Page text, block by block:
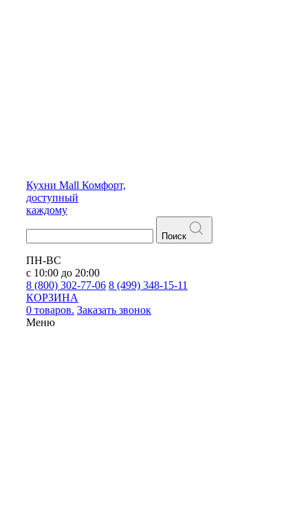
Кухни Mall Комфорт,
доступный
каждому
Поиск
ПН-ВС
с 10:00 до 20:00
8 (800) 302-77-06 8 (499) 348-15-11
КОРЗИНА
0 товаров. Заказать звонок
Меню